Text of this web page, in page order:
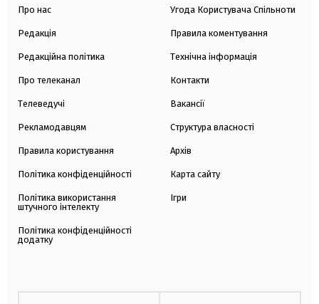
Про нас
Редакція
Редакційна політика
Про телеканал
Телеведучі
Рекламодавцям
Правила користування
Політика конфіденційності
Політика використання
штучного інтелекту
Політика конфіденційності
додатку
Угода Користувача Спільноти
Правила коментування
Технічна інформація
Контакти
Вакансії
Структура власності
Архів
Карта сайту
Ігри